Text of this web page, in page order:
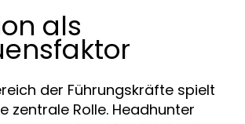
als
der Führungskräfte spielt
zentrale Rolle. Headhunter